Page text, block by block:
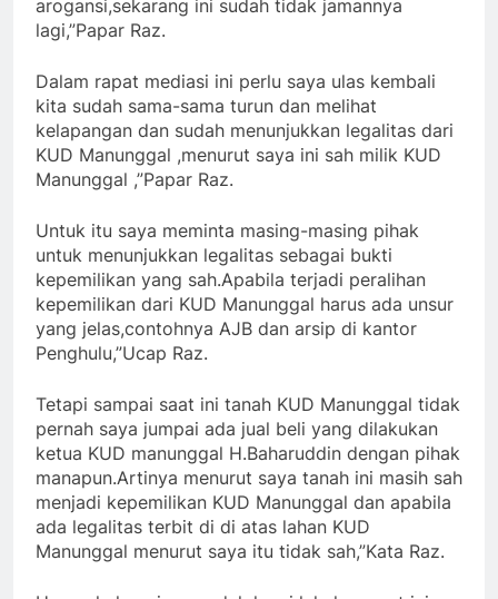
arogansi,sekarang ini sudah tidak jamannya
lagi,”Papar Raz.
Dalam rapat mediasi ini perlu saya ulas kembali
kita sudah sama-sama turun dan melihat
kelapangan dan sudah menunjukkan legalitas dari
KUD Manunggal ,menurut saya ini sah milik KUD
Manunggal ,”Papar Raz.
Untuk itu saya meminta masing-masing pihak
untuk menunjukkan legalitas sebagai bukti
kepemilikan yang sah.Apabila terjadi peralihan
kepemilikan dari KUD Manunggal harus ada unsur
yang jelas,contohnya AJB dan arsip di kantor
Penghulu,”Ucap Raz.
Tetapi sampai saat ini tanah KUD Manunggal tidak
pernah saya jumpai ada jual beli yang dilakukan
ketua KUD manunggal H.Baharuddin dengan pihak
manapun.Artinya menurut saya tanah ini masih sah
menjadi kepemilikan KUD Manunggal dan apabila
ada legalitas terbit di di atas lahan KUD
Manunggal menurut saya itu tidak sah,”Kata Raz.